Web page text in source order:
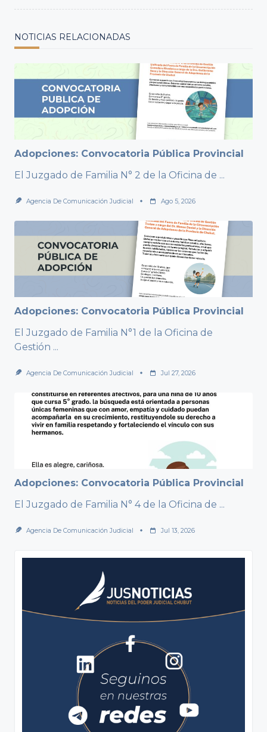
NOTICIAS RELACIONADAS
Adopciones: Convocatoria Pública Provincial
El Juzgado de Familia N° 2 de la Oficina de ...
Agencia De Comunicación Judicial Ago 5, 2026
Adopciones: Convocatoria Pública Provincial
El Juzgado de Familia N°1 de la Oficina de
Gestión ...
Agencia De Comunicación Judicial Jul 27, 2026
Adopciones: Convocatoria Pública Provincial
El Juzgado de Familia N° 4 de la Oficina de ...
Agencia De Comunicación Judicial Jul 13, 2026